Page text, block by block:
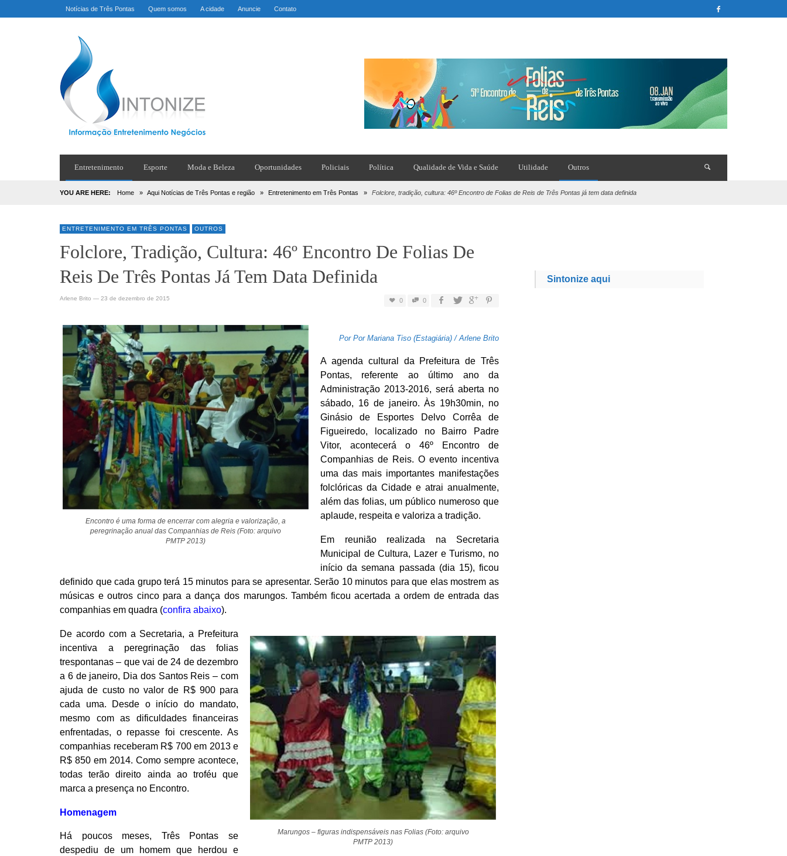
Notícias de Três Pontas Quem somos A cidade Anuncie Contato
Entretenimento Esporte Moda e Beleza Oportunidades Policiais Política Qualidade de Vida e Saúde Utilidade Outros
YOU ARE HERE: Home » Aqui Notícias de Três Pontas e região » Entretenimento em Três Pontas » Folclore, tradição, cultura: 46º Encontro de Folias de Reis de Três Pontas já tem data definida
ENTRETENIMENTO EM TRÊS PONTAS OUTROS
Folclore, Tradição, Cultura: 46º Encontro De Folias De
Reis De Três Pontas Já Tem Data Definida
Arlene Brito — 23 de dezembro de 2015 0 0
Encontro é uma forma de encerrar com alegria e valorização, a
peregrinação anual das Companhias de Reis (Foto: arquivo
PMTP 2013)
Por Por Mariana Tiso (Estagiária) / Arlene Brito
A agenda cultural da Prefeitura de Três
Pontas, referente ao último ano da
Administração 2013-2016, será aberta no
sábado, 16 de janeiro. Às 19h30min, no
Ginásio de Esportes Delvo Corrêa de
Figueiredo, localizado no Bairro Padre
Vitor, acontecerá o 46º Encontro de
Companhias de Reis. O evento incentiva
uma das mais importantes manifestações
folclóricas da Cidade e atrai anualmente,
além das folias, um público numeroso que
aplaude, respeita e valoriza a tradição.
Em reunião realizada na Secretaria
Municipal de Cultura, Lazer e Turismo, no
início da semana passada (dia 15), ficou
definido que cada grupo terá 15 minutos para se apresentar. Serão 10 minutos para que elas mostrem as
músicas e outros cinco para a dança dos marungos. Também ficou acertada a ordem de entrada das
companhias em quadra (confira abaixo).
Marungos – figuras indispensáveis nas Folias (Foto: arquivo
PMTP 2013)
De acordo com a Secretaria, a Prefeitura
incentiva a peregrinação das folias
trespontanas – que vai de 24 de dezembro
a 6 de janeiro, Dia dos Santos Reis – com
ajuda de custo no valor de R$ 900 para
cada uma. Desde o início do mandato,
mesmo com as dificuldades financeiras
enfrentadas, o repasse foi crescente. As
companhias receberam R$ 700 em 2013 e
R$ 850 em 2014. Como sempre acontece,
todas terão direito ainda ao troféu que
marca a presença no Encontro.
Homenagem
Há poucos meses, Três Pontas se
despediu de um homem que herdou e
Sintonize aqui